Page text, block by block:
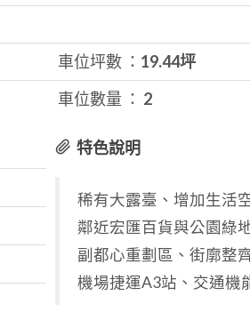
車位坪數 ： 19.44坪
車位數量 ： 2
特色說明
稀有大露臺、增加生活
鄰近宏匯百貨與公園綠
副都心重劃區、街廓整
機場捷運A3站、交通機